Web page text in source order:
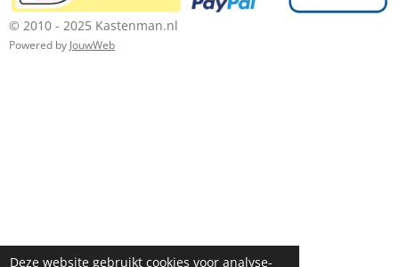
Deze website gebruikt cookies voor analyse-
© 2010 - 2025 Kastenman.nl
Powered by JouwWeb